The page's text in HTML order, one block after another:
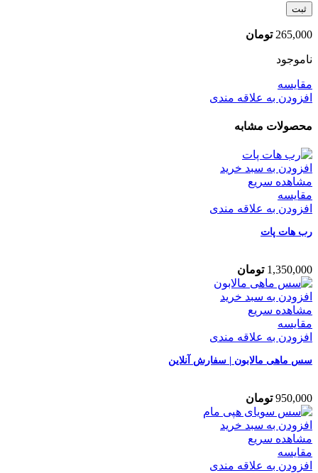
265,000 تومان
ناموجود
مقایسه
افزودن به علاقه مندی
محصولات مشابه
افزودن به سبد خرید
مشاهده سریع
مقایسه
افزودن به علاقه مندی
رب هات پات
1,350,000 تومان
افزودن به سبد خرید
مشاهده سریع
مقایسه
افزودن به علاقه مندی
سس ماهی مالابون | سفارش آنلاین
950,000 تومان
افزودن به سبد خرید
مشاهده سریع
مقایسه
افزودن به علاقه مندی